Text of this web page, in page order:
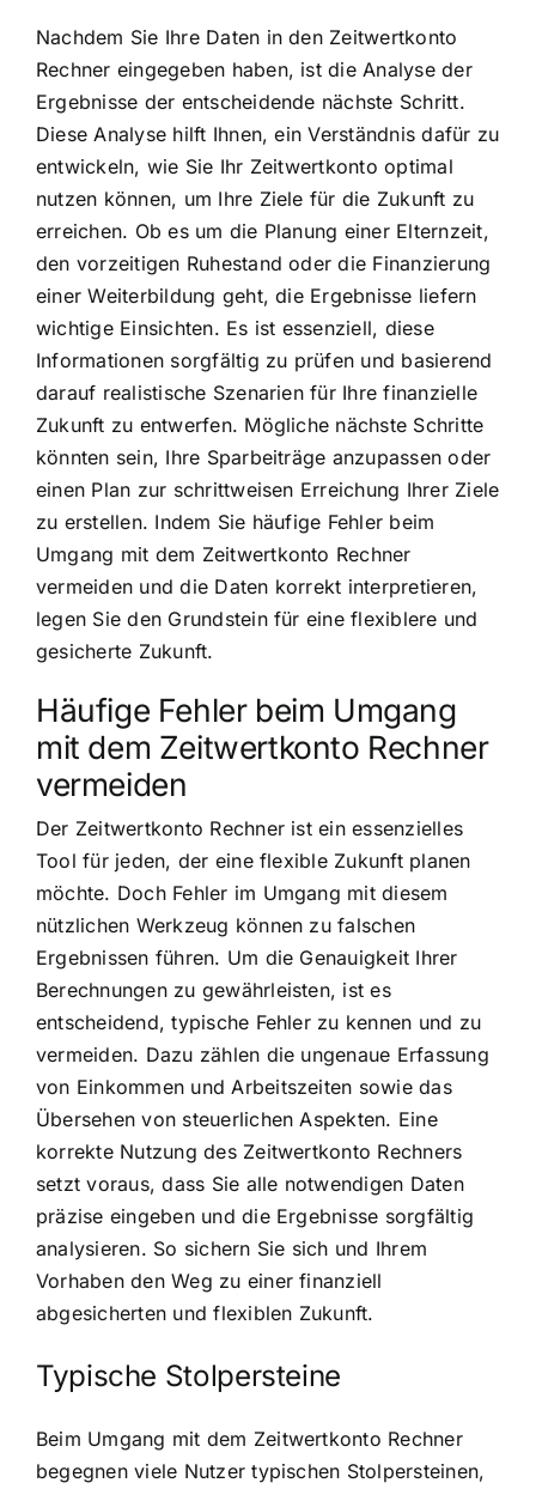
Nachdem Sie Ihre Daten in den Zeitwertkonto
Rechner eingegeben haben, ist die Analyse der
Ergebnisse der entscheidende nächste Schritt.
Diese Analyse hilft Ihnen, ein Verständnis dafür zu
entwickeln, wie Sie Ihr Zeitwertkonto optimal
nutzen können, um Ihre Ziele für die Zukunft zu
erreichen. Ob es um die Planung einer Elternzeit,
den vorzeitigen Ruhestand oder die Finanzierung
einer Weiterbildung geht, die Ergebnisse liefern
wichtige Einsichten. Es ist essenziell, diese
Informationen sorgfältig zu prüfen und basierend
darauf realistische Szenarien für Ihre finanzielle
Zukunft zu entwerfen. Mögliche nächste Schritte
könnten sein, Ihre Sparbeiträge anzupassen oder
einen Plan zur schrittweisen Erreichung Ihrer Ziele
zu erstellen. Indem Sie häufige Fehler beim
Umgang mit dem Zeitwertkonto Rechner
vermeiden und die Daten korrekt interpretieren,
legen Sie den Grundstein für eine flexiblere und
gesicherte Zukunft.
Häufige Fehler beim Umgang
mit dem Zeitwertkonto Rechner
vermeiden
Der Zeitwertkonto Rechner ist ein essenzielles
Tool für jeden, der eine flexible Zukunft planen
möchte. Doch Fehler im Umgang mit diesem
nützlichen Werkzeug können zu falschen
Ergebnissen führen. Um die Genauigkeit Ihrer
Berechnungen zu gewährleisten, ist es
entscheidend, typische Fehler zu kennen und zu
vermeiden. Dazu zählen die ungenaue Erfassung
von Einkommen und Arbeitszeiten sowie das
Übersehen von steuerlichen Aspekten. Eine
korrekte Nutzung des Zeitwertkonto Rechners
setzt voraus, dass Sie alle notwendigen Daten
präzise eingeben und die Ergebnisse sorgfältig
analysieren. So sichern Sie sich und Ihrem
Vorhaben den Weg zu einer finanziell
abgesicherten und flexiblen Zukunft.
Typische Stolpersteine
Beim Umgang mit dem Zeitwertkonto Rechner
begegnen viele Nutzer typischen Stolpersteinen,